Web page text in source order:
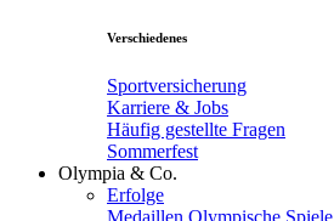
Verschiedenes
Sportversicherung
Karriere & Jobs
Häufig gestellte Fragen
Sommerfest
Olympia & Co.
Erfolge
Medaillen Olympische Spiele